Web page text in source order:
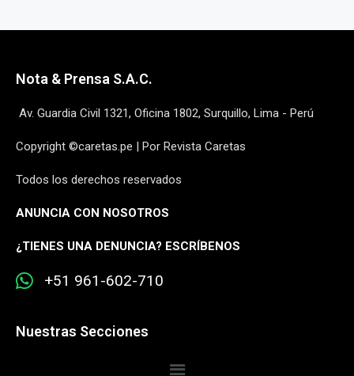
Nota & Prensa S.A.C.
Av. Guardia Civil 1321, Oficina 1802, Surquillo, Lima - Perú
Copyright ©caretas.pe | Por Revista Caretas
Todos los derechos reservados
ANUNCIA CON NOSOTROS
¿TIENES UNA DENUNCIA? ESCRÍBENOS
+51 961-602-710
Nuestras Secciones